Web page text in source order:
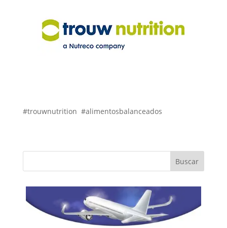
#trouwnutrition #alimentosbalanceados
Buscar